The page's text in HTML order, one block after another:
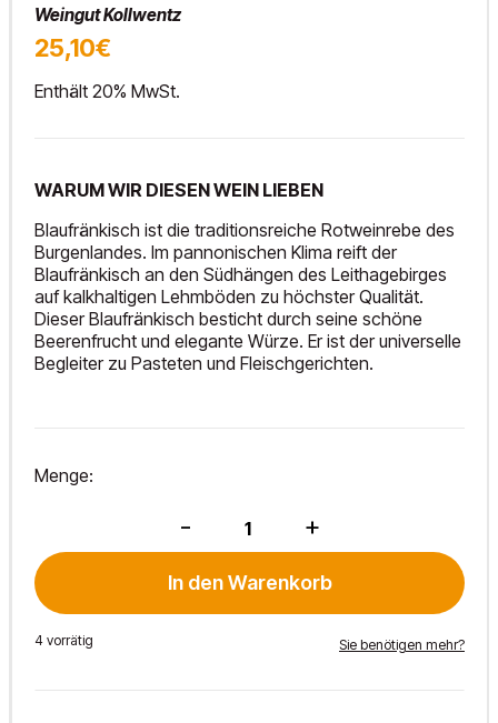
Weingut Kollwentz
25,10€
Enthält 20% MwSt.
WARUM WIR DIESEN WEIN LIEBEN
Blaufränkisch ist die traditionsreiche Rotweinrebe des
Burgenlandes. Im pannonischen Klima reift der
Blaufränkisch an den Südhängen des Leithagebirges
auf kalkhaltigen Lehmböden zu höchster Qualität.
Dieser Blaufränkisch besticht durch seine schöne
Beerenfrucht und elegante Würze. Er ist der universelle
Begleiter zu Pasteten und Fleischgerichten.
Menge:
-
Leithakalk
2023
Menge
+
In den Warenkorb
4 vorrätig Sie benötigen mehr?